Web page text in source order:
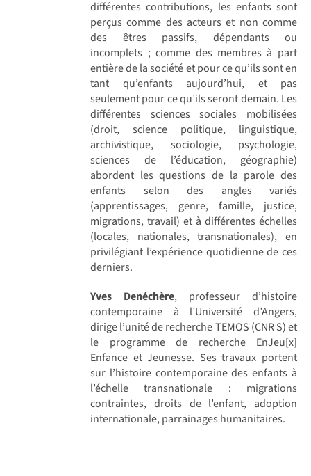
différentes contributions, les enfants sont
perçus comme des acteurs et non comme
des êtres passifs, dépendants ou
incomplets ; comme des membres à part
entière de la société et pour ce qu’ils sont en
tant qu’enfants aujourd’hui, et pas
seulement pour ce qu’ils seront demain. Les
différentes sciences sociales mobilisées
(droit, science politique, linguistique,
archivistique, sociologie, psychologie,
sciences de l’éducation, géographie)
abordent les questions de la parole des
enfants selon des angles variés
(apprentissages, genre, famille, justice,
migrations, travail) et à différentes échelles
(locales, nationales, transnationales), en
privilégiant l’expérience quotidienne de ces
derniers.
Yves Denéchère, professeur d’histoire
contemporaine à l’Université d’Angers,
dirige l’unité de recherche TEMOS (CNR S) et
le programme de recherche EnJeu[x]
Enfance et Jeunesse. Ses travaux portent
sur l’histoire contemporaine des enfants à
l’échelle transnationale : migrations
contraintes, droits de l’enfant, adoption
internationale, parrainages humanitaires.